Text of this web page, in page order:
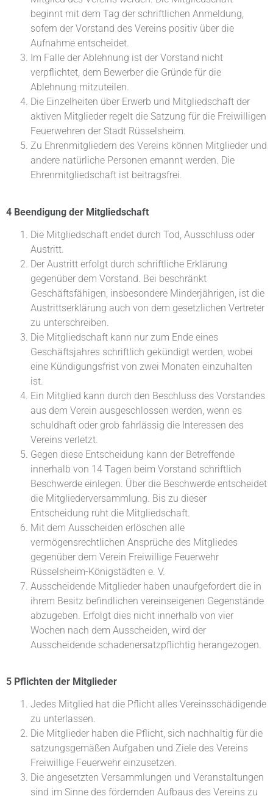
beginnt mit dem Tag der schriftlichen Anmeldung,
sofern der Vorstand des Vereins positiv über die
Aufnahme entscheidet.
Im Falle der Ablehnung ist der Vorstand nicht
verpflichtet, dem Bewerber die Gründe für die
Ablehnung mitzuteilen.
Die Einzelheiten über Erwerb und Mitgliedschaft der
aktiven Mitglieder regelt die Satzung für die Freiwilligen
Feuerwehren der Stadt Rüsselsheim.
Zu Ehrenmitgliedern des Vereins können Mitglieder und
andere natürliche Personen ernannt werden. Die
Ehrenmitgliedschaft ist beitragsfrei.
4 Beendigung der Mitgliedschaft
Die Mitgliedschaft endet durch Tod, Ausschluss oder
Austritt.
Der Austritt erfolgt durch schriftliche Erklärung
gegenüber dem Vorstand. Bei beschränkt
Geschäftsfähigen, insbesondere Minderjährigen, ist die
Austrittserklärung auch von dem gesetzlichen Vertreter
zu unterschreiben.
Die Mitgliedschaft kann nur zum Ende eines
Geschäftsjahres schriftlich gekündigt werden, wobei
eine Kündigungsfrist von zwei Monaten einzuhalten
ist.
Ein Mitglied kann durch den Beschluss des Vorstandes
aus dem Verein ausgeschlossen werden, wenn es
schuldhaft oder grob fahrlässig die Interessen des
Vereins verletzt.
Gegen diese Entscheidung kann der Betreffende
innerhalb von 14 Tagen beim Vorstand schriftlich
Beschwerde einlegen. Über die Beschwerde entscheidet
die Mitgliederversammlung. Bis zu dieser
Entscheidung ruht die Mitgliedschaft.
Mit dem Ausscheiden erlöschen alle
vermögensrechtlichen Ansprüche des Mitgliedes
gegenüber dem Verein Freiwillige Feuerwehr
Rüsselsheim-Königstädten e. V.
Ausscheidende Mitglieder haben unaufgefordert die in
ihrem Besitz befindlichen vereinseigenen Gegenstände
abzugeben. Erfolgt dies nicht innerhalb von vier
Wochen nach dem Ausscheiden, wird der
Ausscheidende schadenersatzpflichtig herangezogen.
5 Pflichten der Mitglieder
Jedes Mitglied hat die Pflicht alles Vereinsschädigende
zu unterlassen.
Die Mitglieder haben die Pflicht, sich nachhaltig für die
satzungsgemäßen Aufgaben und Ziele des Vereins
Freiwillige Feuerwehr einzusetzen.
Die angesetzten Versammlungen und Veranstaltungen
sind im Sinne des fördernden Aufbaus des Vereins zu